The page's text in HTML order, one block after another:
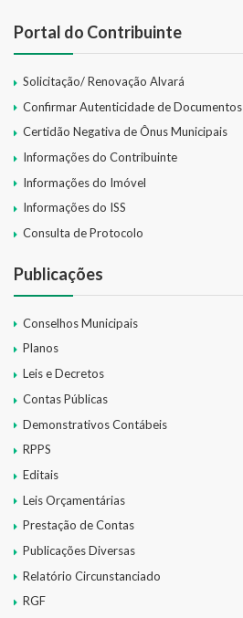
Portal do Contribuinte
Solicitação/ Renovação Alvará
Confirmar Autenticidade de Documentos
Certidão Negativa de Ônus Municipais
Informações do Contribuinte
Informações do Imóvel
Informações do ISS
Consulta de Protocolo
Publicações
Conselhos Municipais
Planos
Leis e Decretos
Contas Públicas
Demonstrativos Contábeis
RPPS
Editais
Leis Orçamentárias
Prestação de Contas
Publicações Diversas
Relatório Circunstanciado
RGF